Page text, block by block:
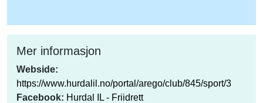
Mer informasjon
Webside:
https://www.hurdalil.no/portal/arego/club/845/sport/3
Facebook: Hurdal IL - Friidrett